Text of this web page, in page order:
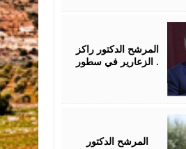
المرشح الدكتور راكز
الزعارير في سطور .
2024
المرشح الدكتور